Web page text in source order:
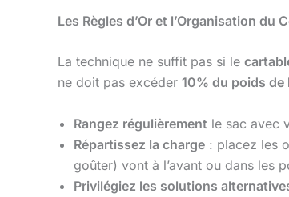
Les Règles d’Or et l’Organisation du
La technique ne suffit pas si le
ne doit pas excéder 10% du poids de
Rangez régulièrement le sac avec
Répartissez la charge : placez les
goûter) vont à l’avant ou dans les
Privilégiez les solutions